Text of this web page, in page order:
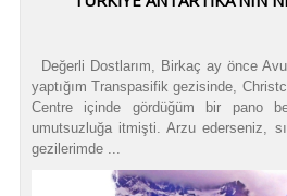
Değerli Dostlarım, Birkaç ay önce
yaptığım Transpasifik gezisinde,
Centre içinde gördüğüm bir pano
umutsuzluğa itmişti. Arzu ederseniz,
gezilerimde ...